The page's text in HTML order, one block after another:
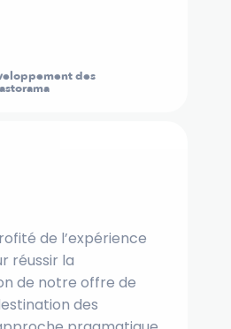
des
de l’expérience
réussir la
de notre offre de
des